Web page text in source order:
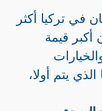
في تركيا أكثر
أكبر قيمة
يتم أولا،